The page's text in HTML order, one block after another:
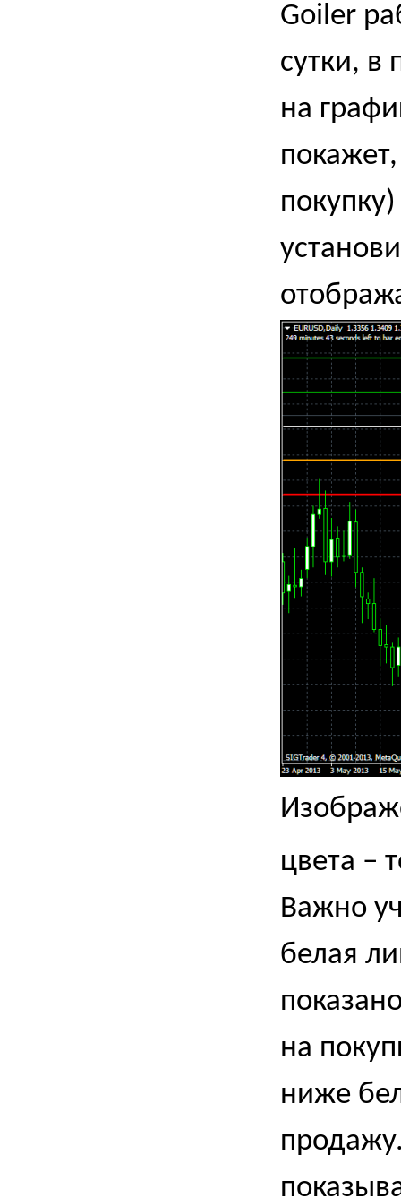
Goiler
сутки, в
на
цвета –
Важно
белая
на
ниже